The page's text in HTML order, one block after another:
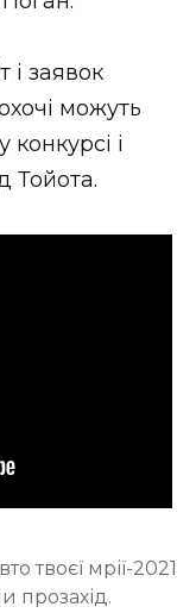
заявок
можуть
і
Тойота.
твоєї мрії-2021
прозахід.